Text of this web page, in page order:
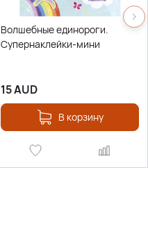
Волшебные единороги.
Супернаклейки-мини
15AUD
В корзину